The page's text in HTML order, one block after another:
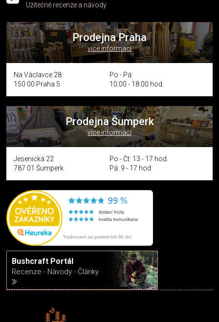
Užitečné recenze a návody
Prodejna Praha
více informací
Na Václavce 28
150 00 Praha 5
Po - Pá:
10:00 - 18:00 hod.
Prodejna Šumperk
více informací
Jesenická 22
787 01 Šumperk
Po - Čt: 13 - 17 hod.
Pá: 9 - 17 hod.
Bushcraft Portál
Recenze - Návody - Články